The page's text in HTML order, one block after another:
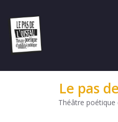
Le pas
Théâtre poétique